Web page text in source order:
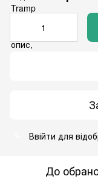
Ввійти для
До